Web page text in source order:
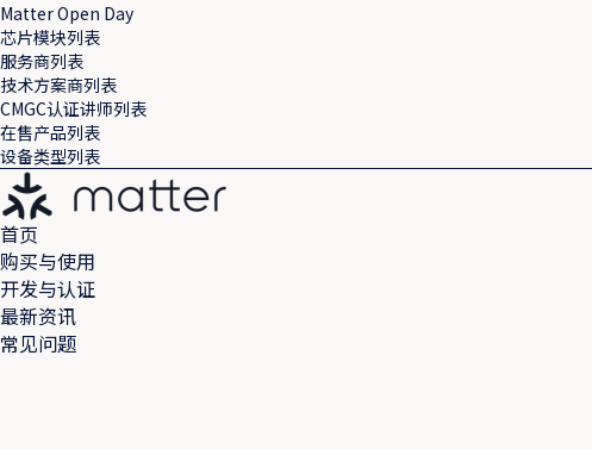
Matter Open Day
芯片模块列表
服务商列表
技术方案商列表
CMGC认证讲师列表
在售产品列表
设备类型列表
首页
购买与使用
开发与认证
最新资讯
常见问题